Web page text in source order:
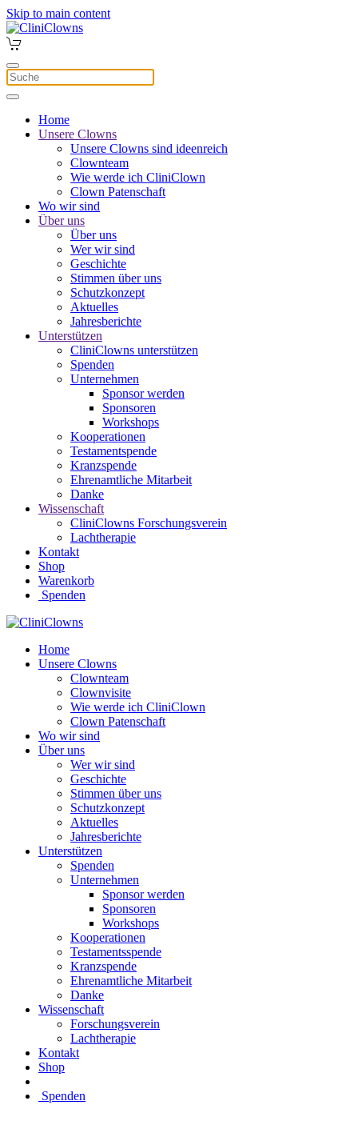
Skip to main content
Home
Unsere Clowns
Unsere Clowns sind ideenreich
Clownteam
Wie werde ich CliniClown
Clown Patenschaft
Wo wir sind
Über uns
Über uns
Wer wir sind
Geschichte
Stimmen über uns
Schutzkonzept
Aktuelles
Jahresberichte
Unterstützen
CliniClowns unterstützen
Spenden
Unternehmen
Sponsor werden
Sponsoren
Workshops
Kooperationen
Testamentspende
Kranzspende
Ehrenamtliche Mitarbeit
Danke
Wissenschaft
CliniClowns Forschungsverein
Lachtherapie
Kontakt
Shop
Warenkorb
Spenden
Home
Unsere Clowns
Clownteam
Clownvisite
Wie werde ich CliniClown
Clown Patenschaft
Wo wir sind
Über uns
Wer wir sind
Geschichte
Stimmen über uns
Schutzkonzept
Aktuelles
Jahresberichte
Unterstützen
Spenden
Unternehmen
Sponsor werden
Sponsoren
Workshops
Kooperationen
Testamentsspende
Kranzspende
Ehrenamtliche Mitarbeit
Danke
Wissenschaft
Forschungsverein
Lachtherapie
Kontakt
Shop
Spenden